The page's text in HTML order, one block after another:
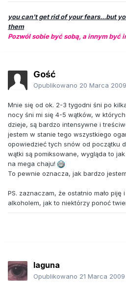
you can't get rid of your fears...but
them
Pozwól sobie być sobą, a innym być
Gość
Opublikowano 20 Marca 2009
Mnie się od ok. 2-3 tygodni śni po
nocy śni mi się 4-5 wątków, w
dzieje, są bardzo intensywne i
jestem w stanie tego wszystkiego
opowiedzieć tych snów od początku
wątki są pomiksowane, wygląda to
na mega chaju!
To pewnie oznacza, jak bardzo
PS. zaznaczam, że ostatnio mało piję
alkoholem, jak to niektórzy ponoć
laguna
Opublikowano 21 Marca 2009